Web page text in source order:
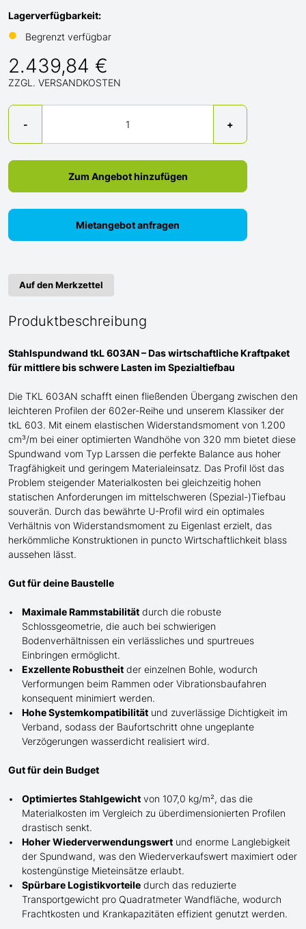
Lagerverfügbarkeit:
●
Begrenzt verfügbar
2.439,84 €
ZZGL. VERSANDKOSTEN
-
Menge
+
Zum Angebot hinzufügen
Mietangebot anfragen
Auf den Merkzettel
Produktbeschreibung
Stahlspundwand tkL 603AN – Das wirtschaftliche Kraftpaket
für mittlere bis schwere Lasten im Spezialtiefbau
Die TKL 603AN schafft einen fließenden Übergang zwischen den
leichteren Profilen der 602er-Reihe und unserem Klassiker der
tkL 603. Mit einem elastischen Widerstandsmoment von 1.200
cm³/m bei einer optimierten Wandhöhe von 320 mm bietet diese
Spundwand vom Typ Larssen die perfekte Balance aus hoher
Tragfähigkeit und geringem Materialeinsatz. Das Profil löst das
Problem steigender Materialkosten bei gleichzeitig hohen
statischen Anforderungen im mittelschweren (Spezial-)Tiefbau
souverän. Durch das bewährte U-Profil wird ein optimales
Verhältnis von Widerstandsmoment zu Eigenlast erzielt, das
herkömmliche Konstruktionen in puncto Wirtschaftlichkeit blass
aussehen lässt.
Gut für deine Baustelle
Maximale Rammstabilität durch die robuste
Schlossgeometrie, die auch bei schwierigen
Bodenverhältnissen ein verlässliches und spurtreues
Einbringen ermöglicht.
Exzellente Robustheit der einzelnen Bohle, wodurch
Verformungen beim Rammen oder Vibrationsbaufahren
konsequent minimiert werden.
Hohe Systemkompatibilität und zuverlässige Dichtigkeit im
Verband, sodass der Baufortschritt ohne ungeplante
Verzögerungen wasserdicht realisiert wird.
Gut für dein Budget
Optimiertes Stahlgewicht von 107,0 kg/m², das die
Materialkosten im Vergleich zu überdimensionierten Profilen
drastisch senkt.
Hoher Wiederverwendungswert und enorme Langlebigkeit
der Spundwand, was den Wiederverkaufswert maximiert oder
kostengünstige Mieteinsätze erlaubt.
Spürbare Logistikvorteile durch das reduzierte
Transportgewicht pro Quadratmeter Wandfläche, wodurch
Frachtkosten und Krankapazitäten effizient genutzt werden.